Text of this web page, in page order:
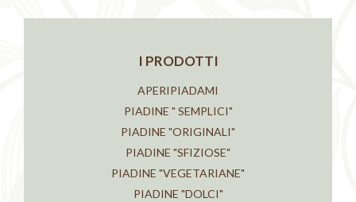
I PRODOTTI
APERIPIADAMI
PIADINE " SEMPLICI"
PIADINE "ORIGINALI"
PIADINE "SFIZIOSE"
PIADINE "VEGETARIANE"
PIADINE "DOLCI"